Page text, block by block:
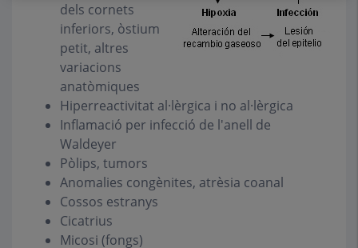
dels cornets
inferiors, òstium
petit, altres
variacions
anatòmiques
Hiperreactivitat al·lèrgica i no al·lèrgica
Inflamació per infecció de l'anell de
Waldeyer
Pòlips, tumors
Anomalies congènites, atrèsia coanal
Cossos estranys
Cicatrius
Micosi (fongs)